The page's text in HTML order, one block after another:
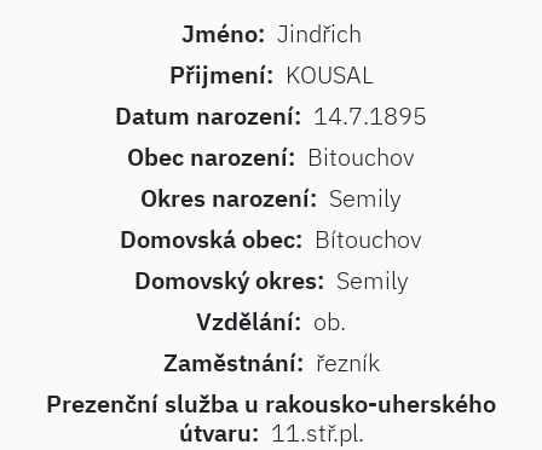
Jméno: Jindřich
Přijmení: KOUSAL
Datum narození: 14.7.1895
Obec narození: Bitouchov
Okres narození: Semily
Domovská obec: Bítouchov
Domovský okres: Semily
Vzdělání: ob.
Zaměstnání: řezník
Prezenční služba u rakousko-uherského
útvaru: 11.stř.pl.